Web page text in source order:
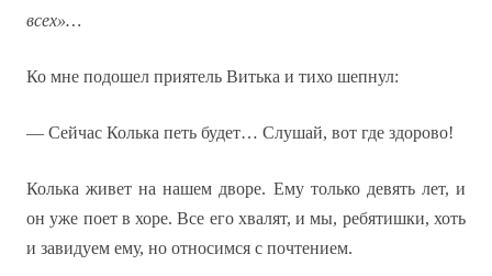
всех»…
Ко мне подошел приятель Витька и тихо шепнул:
— Сейчас Колька петь будет… Слушай, вот где здорово!
Колька живет на нашем дворе. Ему только девять лет, и
он уже поет в хоре. Все его хвалят, и мы, ребятишки, хоть
и завидуем ему, но относимся с почтением.